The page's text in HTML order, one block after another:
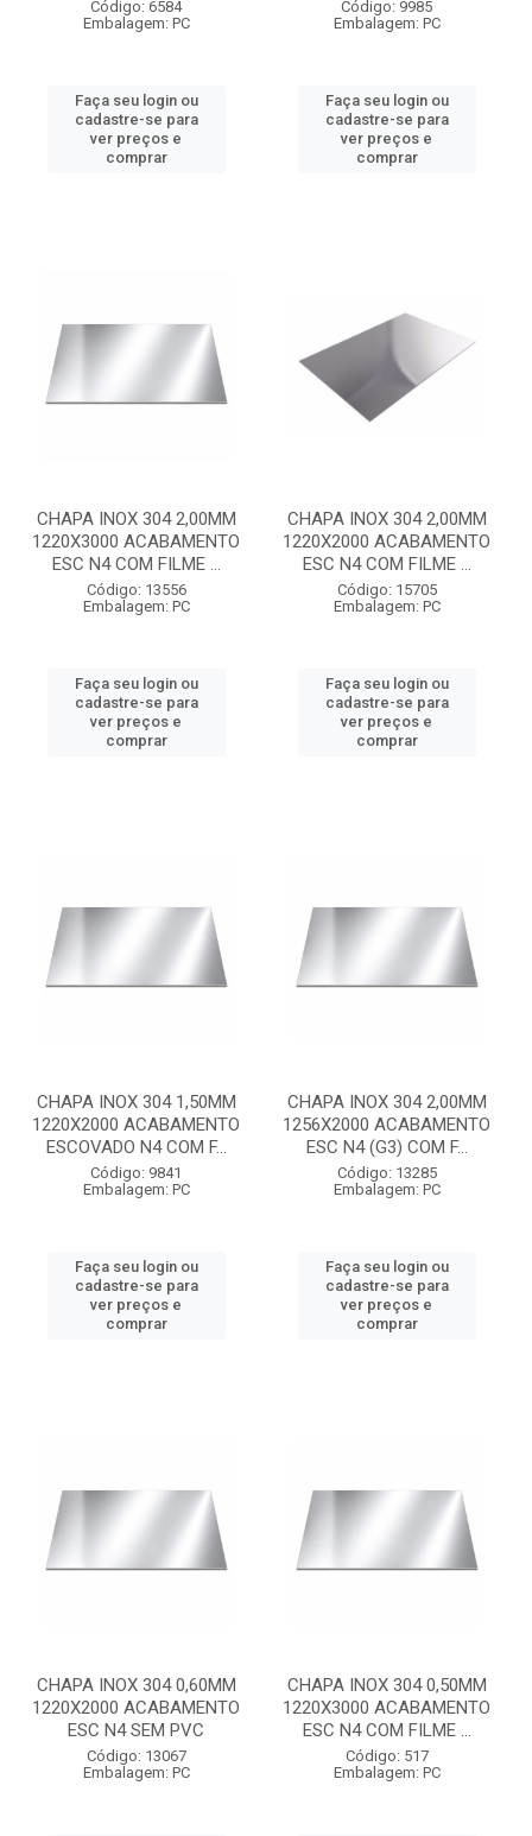
Código: 6584
Embalagem: PC
Faça seu login ou
cadastre-se para
ver preços e
comprar
Código: 9985
Embalagem: PC
Faça seu login ou
cadastre-se para
ver preços e
comprar
CHAPA INOX 304 2,00MM
1220X3000 ACABAMENTO
ESC N4 COM FILME ...
Código: 13556
Embalagem: PC
Faça seu login ou
cadastre-se para
ver preços e
comprar
CHAPA INOX 304 2,00MM
1220X2000 ACABAMENTO
ESC N4 COM FILME ...
Código: 15705
Embalagem: PC
Faça seu login ou
cadastre-se para
ver preços e
comprar
CHAPA INOX 304 1,50MM
1220X2000 ACABAMENTO
ESCOVADO N4 COM F...
Código: 9841
Embalagem: PC
Faça seu login ou
cadastre-se para
ver preços e
comprar
CHAPA INOX 304 2,00MM
1256X2000 ACABAMENTO
ESC N4 (G3) COM F...
Código: 13285
Embalagem: PC
Faça seu login ou
cadastre-se para
ver preços e
comprar
CHAPA INOX 304 0,60MM
1220X2000 ACABAMENTO
ESC N4 SEM PVC
Código: 13067
Embalagem: PC
CHAPA INOX 304 0,50MM
1220X3000 ACABAMENTO
ESC N4 COM FILME ...
Código: 517
Embalagem: PC